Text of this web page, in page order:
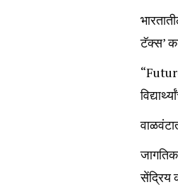
टॅक्स’
सेंद्रिय